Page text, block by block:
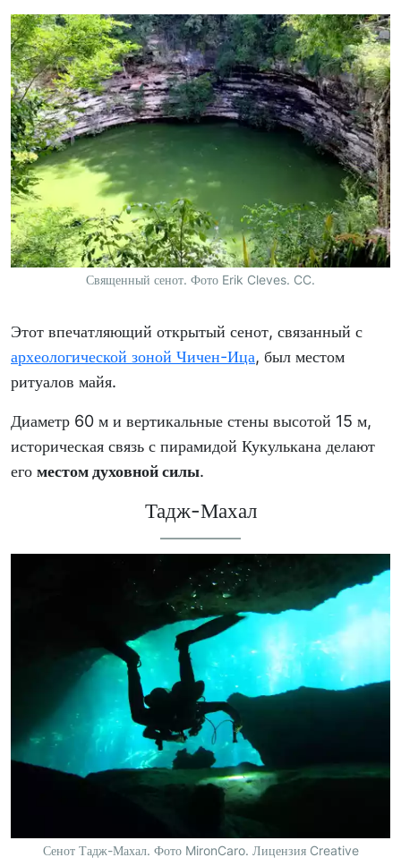
Священный сенот. Фото Erik Cleves. CC.
Этот впечатляющий открытый сенот, связанный с
археологической зоной Чичен-Ица, был местом
ритуалов майя.
Диаметр 60 м и вертикальные стены высотой 15 м,
историческая связь с пирамидой Кукулькана делают
его местом духовной силы.
Тадж-Махал
Сенот Тадж-Махал. Фото MironCaro. Лицензия Creative